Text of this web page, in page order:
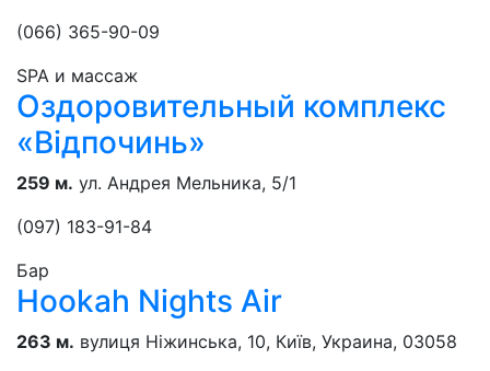
(066) 365-90-09
SPA и массаж
Оздоровительный комплекс
«Відпочинь»
259 м. ул. Андрея Мельника, 5/1
(097) 183-91-84
Бар
Hookah Nights Air
263 м. вулиця Ніжинська, 10, Київ, Украина, 03058